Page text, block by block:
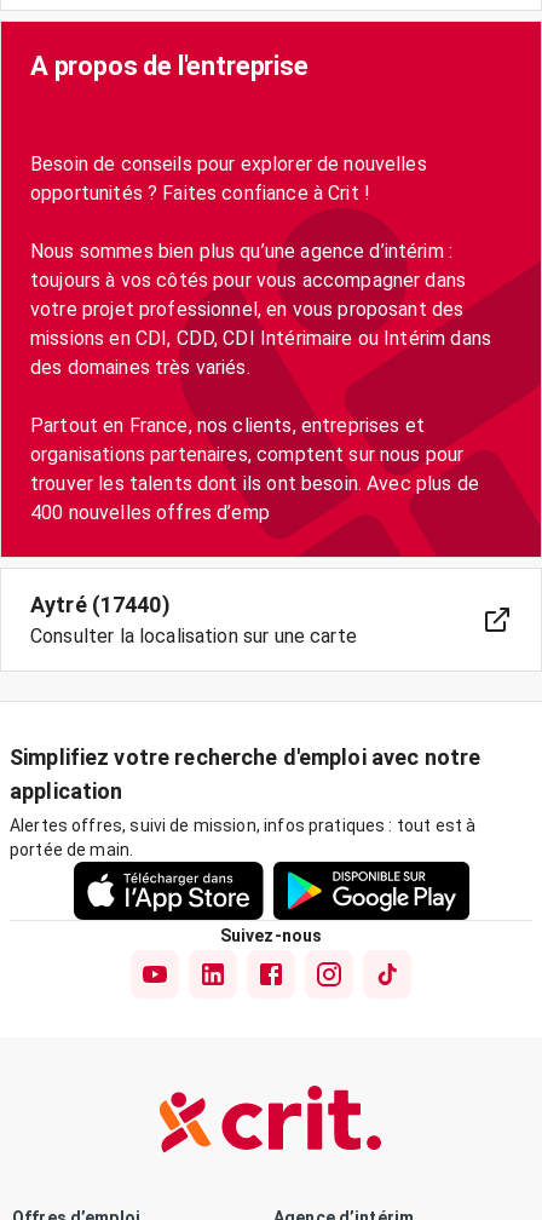
A propos de l'entreprise
Besoin de conseils pour explorer de nouvelles
opportunités ? Faites confiance à Crit !
Nous sommes bien plus qu’une agence d’intérim :
toujours à vos côtés pour vous accompagner dans
votre projet professionnel, en vous proposant des
missions en CDI, CDD, CDI Intérimaire ou Intérim dans
des domaines très variés.
Partout en France, nos clients, entreprises et
organisations partenaires, comptent sur nous pour
trouver les talents dont ils ont besoin. Avec plus de
400 nouvelles offres d’emp
Aytré (17440)
Consulter la localisation sur une carte
Simplifiez votre recherche d'emploi avec notre
application
Alertes offres, suivi de mission, infos pratiques : tout est à
portée de main.
Suivez-nous